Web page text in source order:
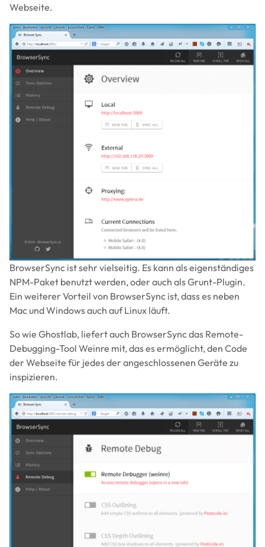
Webseite.
Image
BrowserSync ist sehr vielseitig. Es kann als eigenständiges
NPM-Paket benutzt werden, oder auch als Grunt-Plugin.
Ein weiterer Vorteil von BrowserSync ist, dass es neben
Mac und Windows auch auf Linux läuft.
So wie Ghostlab, liefert auch BrowserSync das Remote-
Debugging-Tool Weinre mit, das es ermöglicht, den Code
der Webseite für jedes der angeschlossenen Geräte zu
inspizieren.
Image